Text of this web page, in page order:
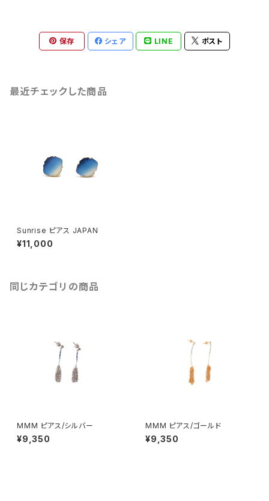
保存 シェア LINE ポスト
最近チェックした商品
Sunrise ピアス JAPAN
¥11,000
同じカテゴリの商品
MMM ピアス/シルバー
¥9,350
MMM ピアス/ゴールド
¥9,350